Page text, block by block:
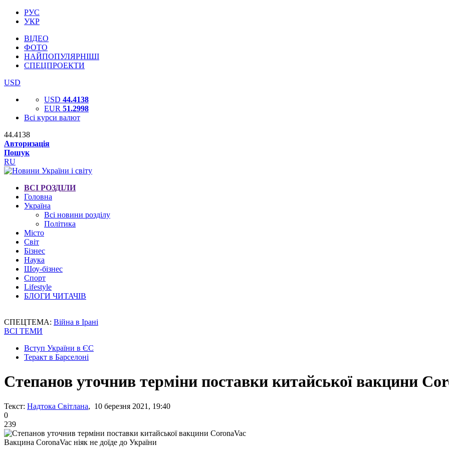
РУС
УКР
ВІДЕО
ФОТО
НАЙПОПУЛЯРНІШІ
СПЕЦПРОЕКТИ
USD
USD 44.4138
EUR 51.2998
Всі курси валют
44.4138
Авторизація
Пошук
RU
ВСІ РОЗДІЛИ
Головна
Україна
Всі новини розділу
Політика
Місто
Світ
Бізнес
Наука
Шоу-бізнес
Спорт
Lifestyle
БЛОГИ ЧИТАЧІВ
СПЕЦТЕМА: Війна в Ірані
ВСІ ТЕМИ
Вступ України в ЄС
Теракт в Барселоні
Степанов уточнив терміни поставки китайської вакцини
Текст: Надтока Світлана, 10 березня 2021, 19:40
0
239
Вакцина CoronaVac ніяк не доїде до України